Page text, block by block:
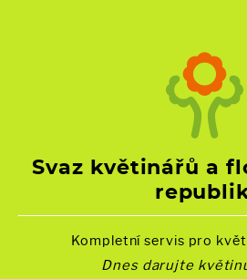
Svaz květinářů a
Kompletní servis pro
Dnes darujte